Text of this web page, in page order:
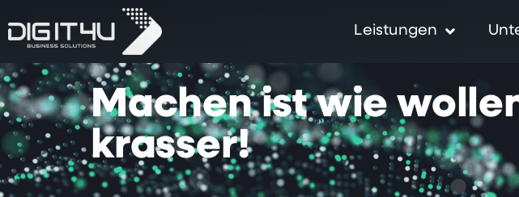
Leistungen
Machen ist wie
krasser!